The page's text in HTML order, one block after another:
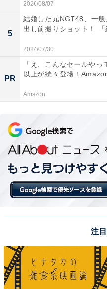
2026/08/07
5
結婚した元NGT48、一
出し前撮りショット！
2024/07/30
PR
「え、こんなセールや
以上が続々登場！
Amazon
注